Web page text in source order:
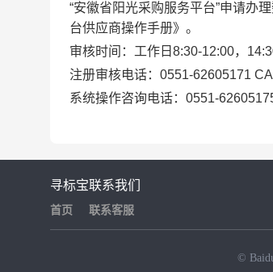
“安徽省阳光采购服务平台”申请办
台供应商操作手册》。
审核时间：工作日 8:30-12:00，
注册审核电话： 0551-62605171
系统操作咨询电话： 0551-
寻标宝
首页
联系我们
联系客服
©